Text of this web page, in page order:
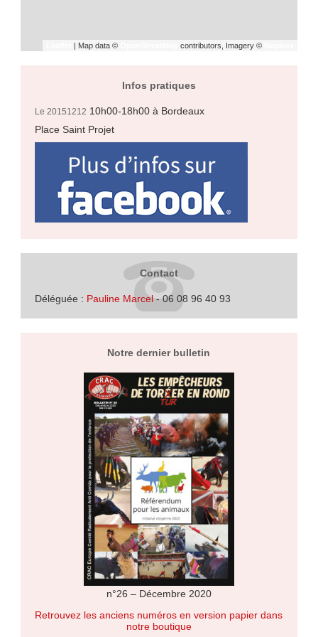
| Map data © contributors, Imagery ©
Infos pratiques
Le 20151212 10h00-18h00à Bordeaux
Place Saint Projet
Contact
Déléguée : Pauline Marcel- 06 08 96 40 93
Notre dernier bulletin
n°26 – Décembre 2020
Retrouvez les anciens numéros en version papier dans
notre boutique